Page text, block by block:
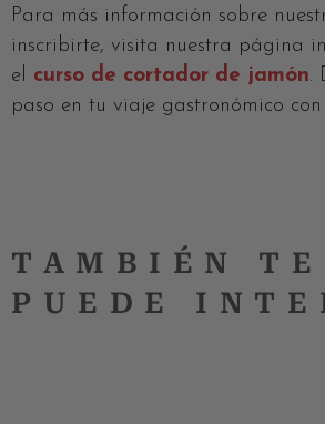
Para más información sobre
inscribirte, visita nuestra página
el curso de cortador de jamón.
paso en tu viaje gastronómico con
TAMBIÉN TE
PUEDE